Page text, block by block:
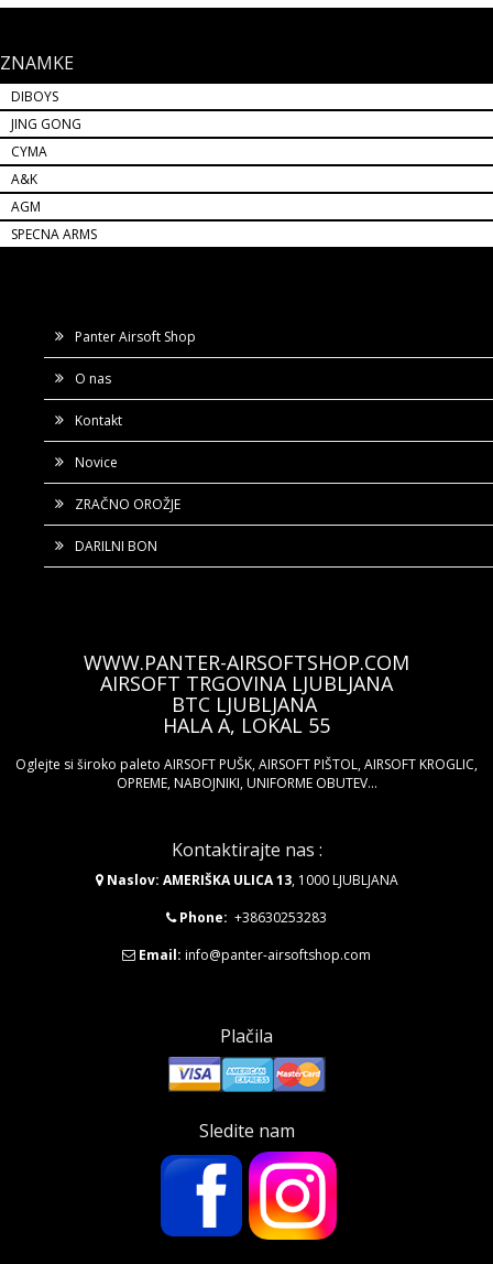
BRUNI
ZNAMKE
DIBOYS
JING GONG
CYMA
A&K
AGM
SPECNA ARMS
Panter Airsoft Shop
O nas
Kontakt
Novice
ZRAČNO OROŽJE
DARILNI BON
WWW.PANTER-AIRSOFTSHOP.COM
AIRSOFT TRGOVINA LJUBLJANA
BTC LJUBLJANA
HALA A, LOKAL 55
Oglejte si široko paleto AIRSOFT PUŠK, AIRSOFT PIŠTOL, AIRSOFT KROGLIC,
Kontaktirajte nas :
Plačila
Sledite nam